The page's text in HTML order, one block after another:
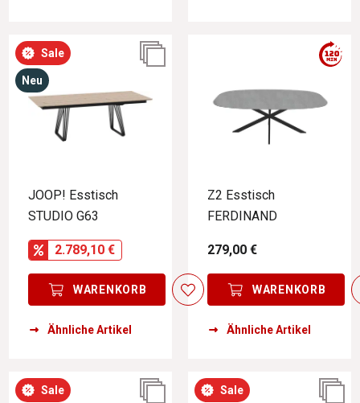
Sale
Neu
JOOP! Esstisch
STUDIO G63
2.789,10 €
WARENKORB
Ähnliche Artikel
Z2 Esstisch
FERDINAND
279,00 €
WARENKORB
Ähnliche Artikel
Sale Sale